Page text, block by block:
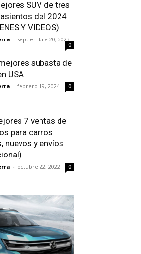
SUV de tres
del 2024
Y VIDEOS)
- septiembre 20, 2023
0
subasta de
USA
- febrero 19, 2024 0
7 ventas de
para carros
nuevos y envíos
- octubre 22, 2022 0